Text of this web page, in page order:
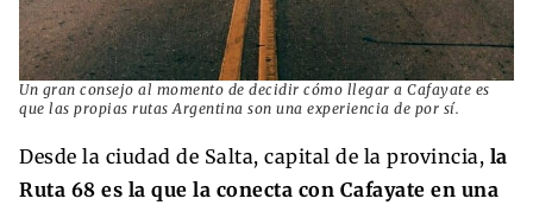
Un gran consejo al momento de decidir cómo llegar a Cafayate es
que las propias rutas Argentina son una experiencia de por sí.
Desde la ciudad de Salta, capital de la provincia, la
Ruta 68 es la que la conecta con Cafayate en una